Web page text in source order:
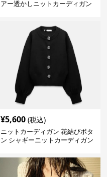
アー透かしニットカーディガン
¥5,600 (税込)
ニットカーディガン 花結びボタ
ン シャギーニットカーディガン